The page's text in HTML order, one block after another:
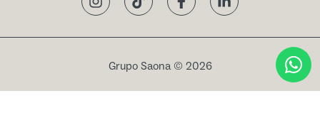
InstagramTikTok FacebookLinkedIn
Grupo Saona © 2026